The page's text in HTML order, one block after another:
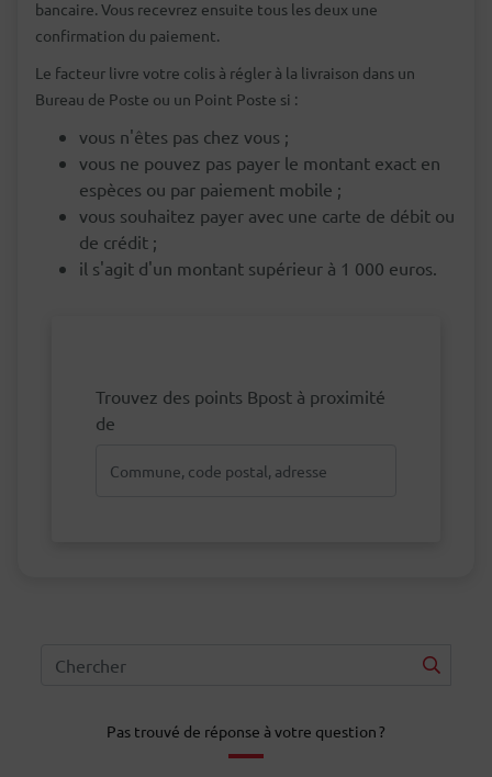
bancaire. Vous recevrez ensuite tous les deux une
confirmation du paiement.
Le facteur livre votre colis à régler à la livraison dans un
Bureau de Poste ou un Point Poste si :
vous n'êtes pas chez vous ;
vous ne pouvez pas payer le montant exact en
espèces ou par paiement mobile ;
vous souhaitez payer avec une carte de débit ou
de crédit ;
il s'agit d'un montant supérieur à 1 000 euros.
Trouvez des points Bpost à proximité
de
Pas trouvé de réponse à votre question ?